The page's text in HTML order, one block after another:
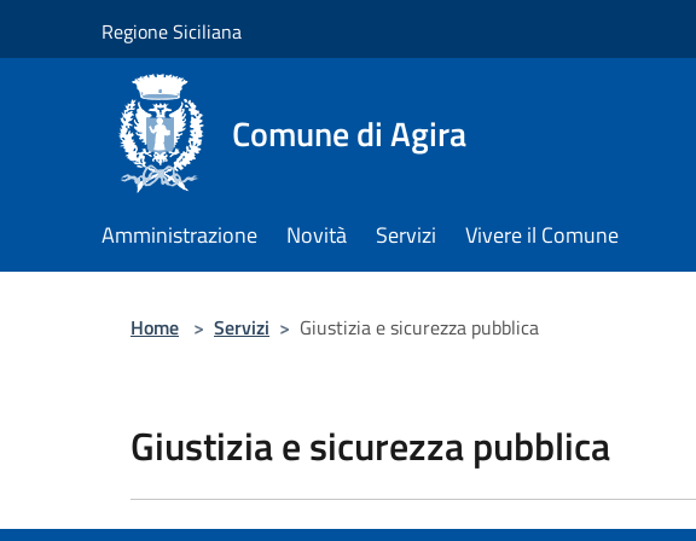
Regione Siciliana
Comune di Agira
Amministrazione Novità Servizi Vivere il Comune
Home > Servizi > Giustizia e sicurezza pubblica
Giustizia e sicurezza pubblica